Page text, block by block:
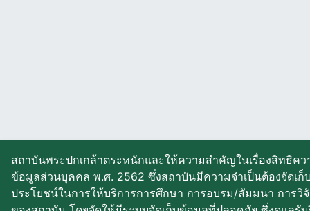
สถาบันพระปกเกล้าตระหนักและให้ความสำคัญในเรื่องสิทธิ
ข้อมูลส่วนบุคคล พ.ศ. 2562 ซึ่งสถาบันมีความจำเป็นต้องจัดเ
ประโยชน์ในการให้บริการการศึกษา การอบรม/สัมมนา การ